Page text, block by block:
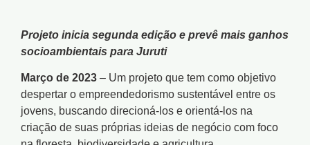
CURUMUCURI
Projeto inicia segunda edição e prevê mais ganhos
socioambientais para Juruti
Março de 2023 – Um projeto que tem como objetivo
despertar o empreendedorismo sustentável entre os
jovens, buscando direcioná-los e orientá-los na
criação de suas próprias ideias de negócio com foco